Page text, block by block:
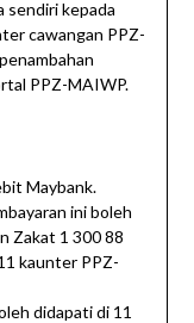
sendiri kepada
cawangan PPZ-
PPZ-MAIWP.
Maybank.
ini boleh
Zakat 1 300 88
kaunter PPZ-
didapati di 11